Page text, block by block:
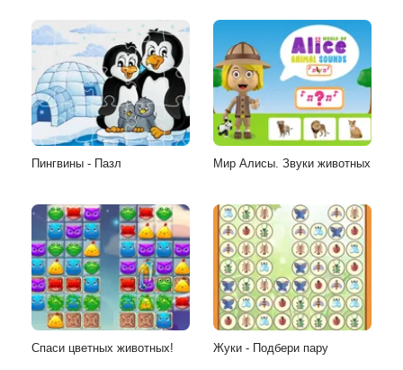
Пингвины - Пазл Мир Алисы. Звуки животных
Спаси цветных животных! Жуки - Подбери пару